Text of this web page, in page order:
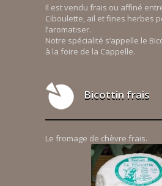
Il est vendu frais ou affiné
Ciboulette, ail et fines herbes
l’aromatiser.
Notre spécialité s’appelle le
à la foire de la Cappelle.
Bicottin frais
Le fromage de chèvre frais.